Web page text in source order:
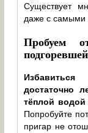
Существует
даже с самыми
Пробуем
достаточно
тёплой
Попробуйте
пригар не